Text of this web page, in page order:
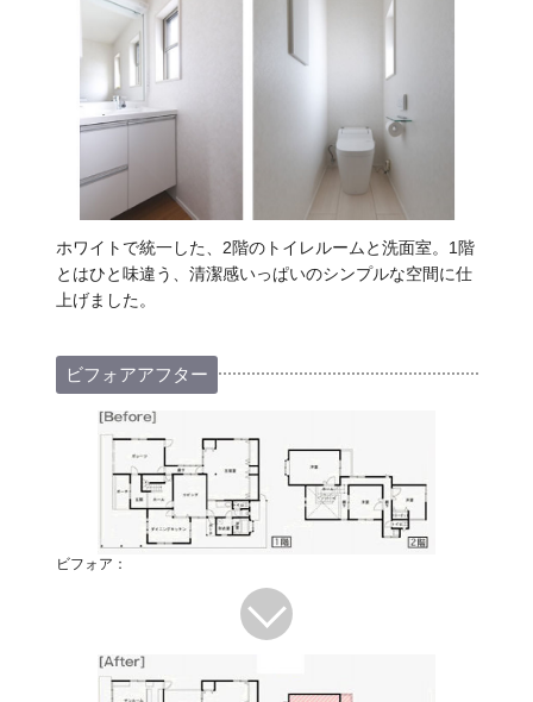
ホワイトで統一した、2階のトイレルームと洗面室。1階
とはひと味違う、清潔感いっぱいのシンプルな空間に仕
上げました。
ビフォアアフター
ビフォア：